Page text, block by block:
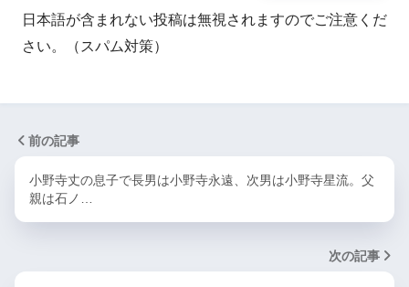
日本語が含まれない投稿は無視されますのでご注意くだ
さい。（スパム対策）
前の記事
小野寺丈の息子で長男は小野寺永遠、次男は小野寺星流。父
親は石ノ…
次の記事